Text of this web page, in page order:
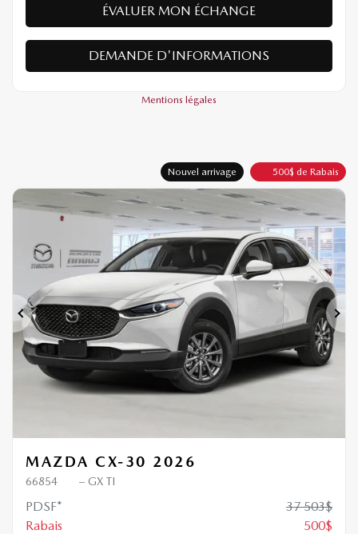
ÉVALUER MON ÉCHANGE
DEMANDE D'INFORMATIONS
Mentions légales
Nouvel arrivage 500$ de Rabais
Précédent
MAZDA CX-30 2026
66854 – GX TI
PDSF* 37 503$
Rabais
500$